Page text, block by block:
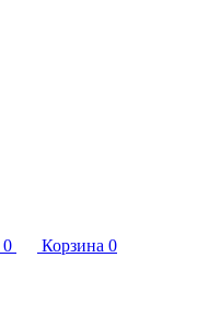
0 Корзина 0